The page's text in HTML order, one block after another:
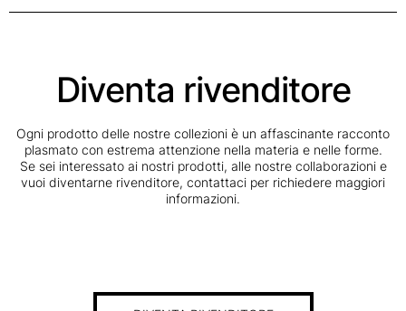
Diventa rivenditore
Ogni prodotto delle nostre collezioni è un affascinante racconto
plasmato con estrema attenzione nella materia e nelle forme.
Se sei interessato ai nostri prodotti, alle nostre collaborazioni e
vuoi diventarne rivenditore, contattaci per richiedere maggiori
informazioni.